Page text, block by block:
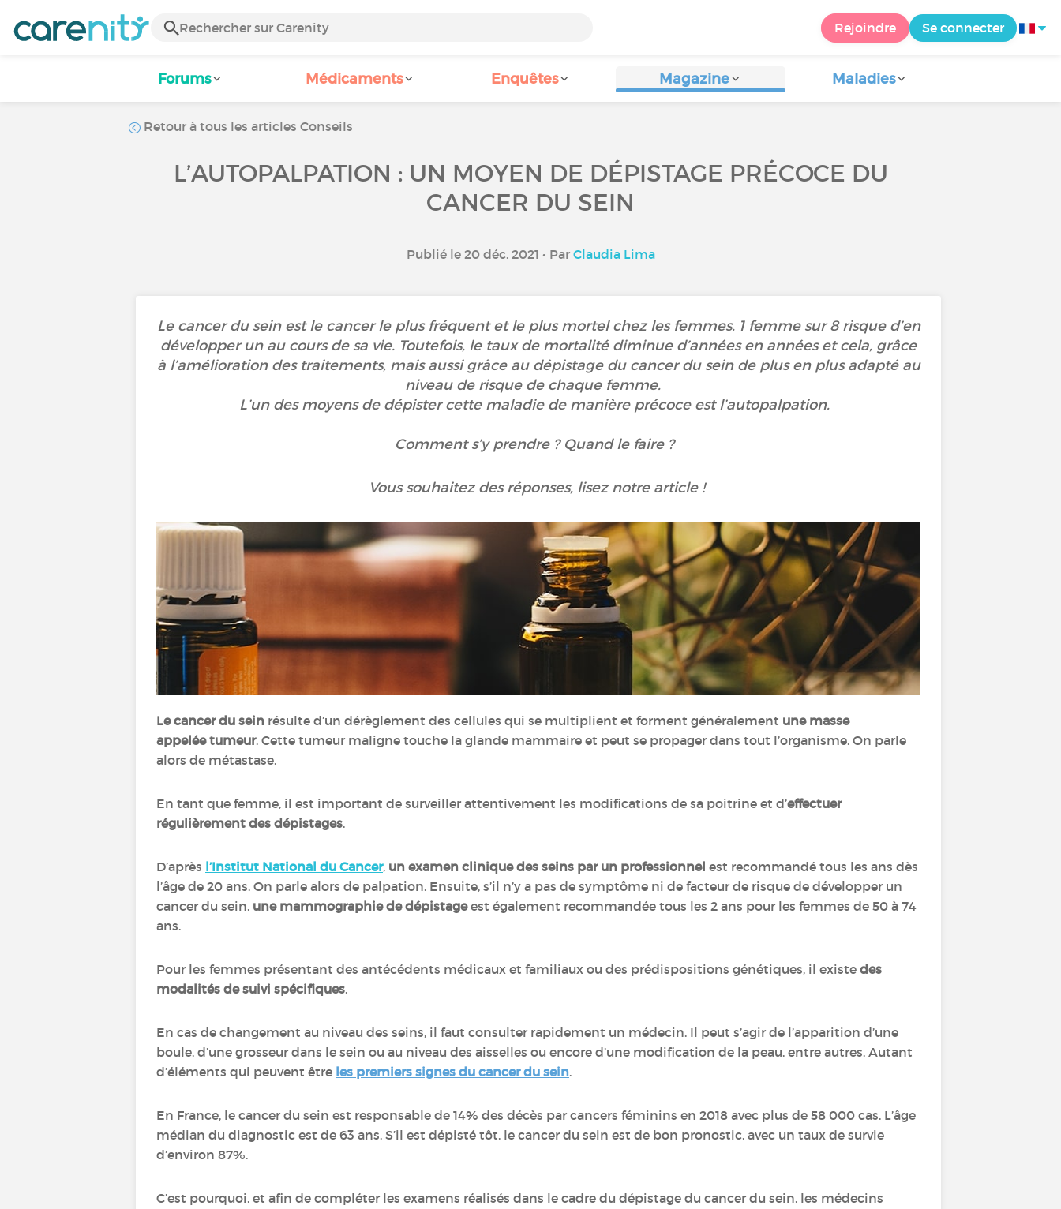
Rejoindre Se connecter
Forums Médicaments Enquêtes Magazine Maladies
Retour à tous les articles Conseils
L’AUTOPALPATION : UN MOYEN DE DÉPISTAGE PRÉCOCE DU
CANCER DU SEIN
Publié le 20 déc. 2021 • Par Claudia Lima
Le cancer du sein est le cancer le plus fréquent et le plus mortel chez les femmes. 1 femme sur 8 risque d’en
développer un au cours de sa vie. Toutefois, le taux de mortalité diminue d’années en années et cela, grâce
à l’amélioration des traitements, mais aussi grâce au dépistage du cancer du sein de plus en plus adapté au
niveau de risque de chaque femme.
L’un des moyens de dépister cette maladie de manière précoce est l’autopalpation.
Comment s’y prendre ? Quand le faire ?
Vous souhaitez des réponses, lisez notre article !
Le cancer du sein résulte d’un dérèglement des cellules qui se multiplient et forment généralement une masse
appelée tumeur. Cette tumeur maligne touche la glande mammaire et peut se propager dans tout l’organisme. On parle
alors de métastase.
En tant que femme, il est important de surveiller attentivement les modifications de sa poitrine et d’effectuer
régulièrement des dépistages.
D’après l’Institut National du Cancer, un examen clinique des seins par un professionnel est recommandé tous les ans dès
l’âge de 20 ans. On parle alors de palpation. Ensuite, s’il n’y a pas de symptôme ni de facteur de risque de développer un
cancer du sein, une mammographie de dépistageest également recommandée tous les 2 ans pour les femmes de 50 à 74
ans.
Pour les femmes présentant des antécédents médicaux et familiaux ou des prédispositions génétiques, il existe des
modalités de suivi spécifiques.
En cas de changement au niveau des seins, il faut consulter rapidement un médecin. Il peut s’agir de l’apparition d’une
boule, d’une grosseur dans le sein ou au niveau des aisselles ou encore d’une modification de la peau, entre autres. Autant
d’éléments qui peuvent être les premiers signes du cancer du sein.
En France, le cancer du sein est responsable de 14% des décès par cancers féminins en 2018 avec plus de 58 000 cas. L’âge
médian du diagnostic est de 63 ans. S’il est dépisté tôt, le cancer du sein est de bon pronostic, avec un taux de survie
d’environ 87%.
C’est pourquoi, et afin de compléter les examens réalisés dans le cadre du dépistage du cancer du sein, les médecins